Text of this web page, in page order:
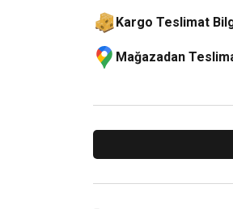
Kargo Teslimat
Mağazadan